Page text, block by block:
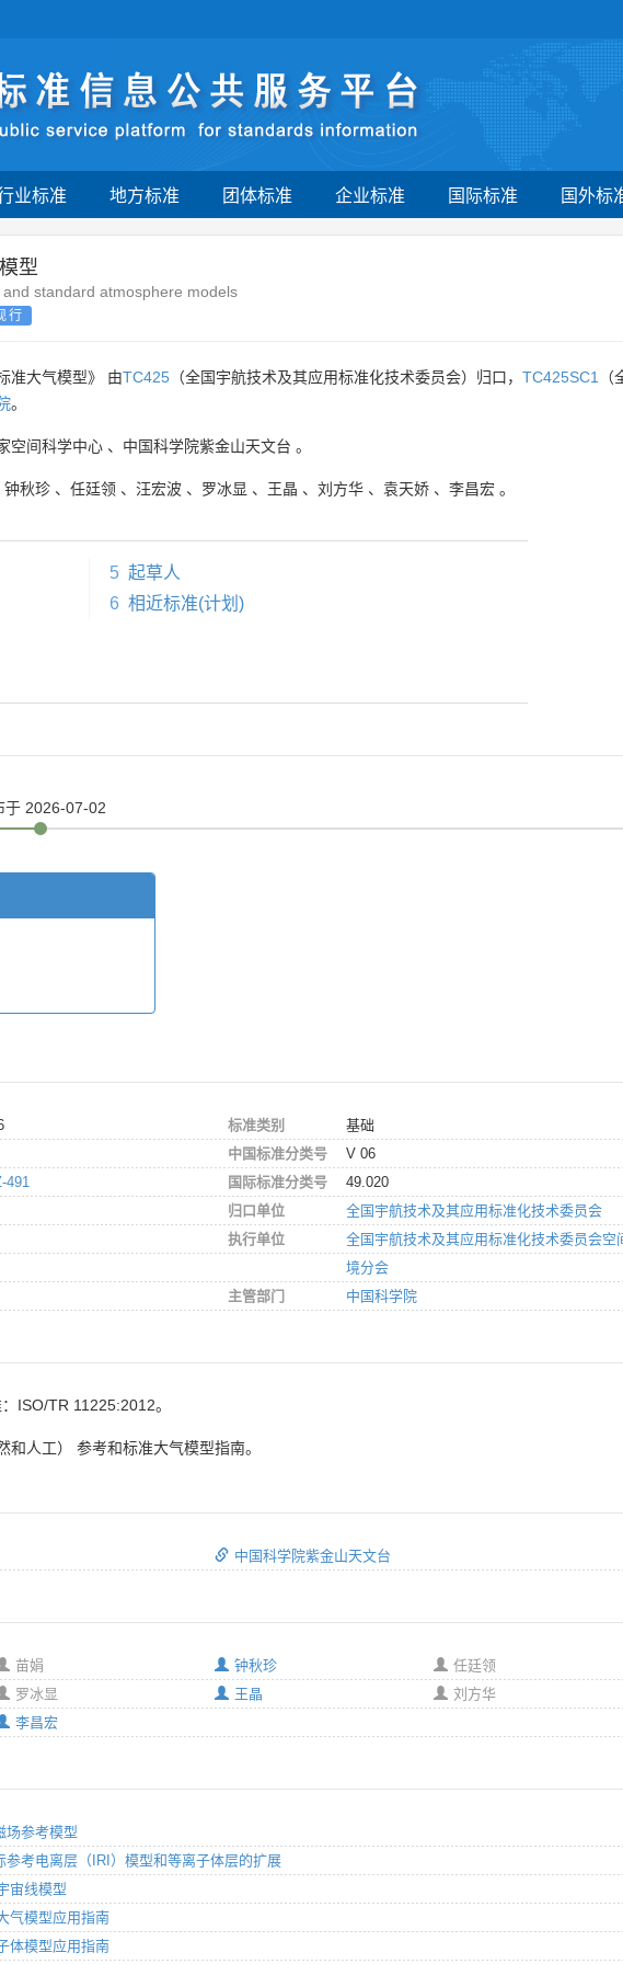
业标准 地方标准 团体标准 企业标准 国际标准 国外标
型
standard atmosphere models
行
准大气模型》 由TC425 （全国宇航技术及其应用标准化技术委员会）归口， TC425SC1
。
空间科学中心 、 中国科学院紫金山天文台 。
钟秋珍 、 任廷领 、 汪宏波 、 罗冰显 、 王晶 、 刘方华 、 袁天娇 、 李昌宏 。
5 起草人
6 相近标准(计划)
于 2026-07-02
491
标准类别
基础
中国标准分类号
V 06
国际标准分类号
49.020
归口单位
全国宇航技术及其应用标准化技术委员会
执行单位
全国宇航技术及其应用标准化技术委员会空
境分会
主管部门
中国科学院
ISO/TR 11225:2012。
人工） 参考和标准大气模型指南。
中国科学院紫金山天文台
苗娟
罗冰显
李昌宏
钟秋珍
任廷领
王晶
刘方华
场参考模型
考电离层（IRI）模型和等离子体层的扩展
宙线模型
气模型应用指南
体模型应用指南